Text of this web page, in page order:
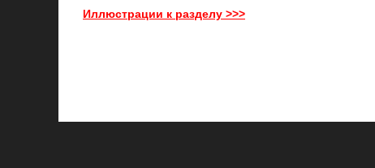
Иллюстрации к разделу >>>